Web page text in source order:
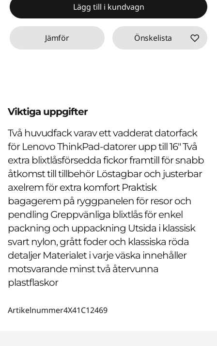
Lägg till i kundvagn
Jämför Önskelista
Viktiga uppgifter
Två huvudfack varav ett vadderat datorfack
för Lenovo ThinkPad-datorer upp till 16" Två
extra blixtlåsförsedda fickor framtill för snabb
åtkomst till tillbehör Löstagbar och justerbar
axelrem för extra komfort Praktisk
bagagerem på ryggpanelen för resor och
pendling Greppvänliga blixtlås för enkel
packning och uppackning Utsida i klassisk
svart nylon, grått foder och klassiska röda
detaljer Materialet i varje väska innehåller
motsvarande minst två återvunna
plastflaskor
Artikelnummer4X41C12469